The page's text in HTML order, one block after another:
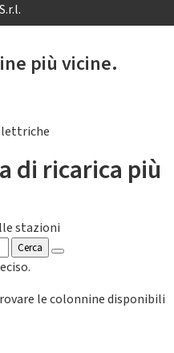
più vicine.
di ricarica più
stazioni
Cerca
le colonnine disponibili